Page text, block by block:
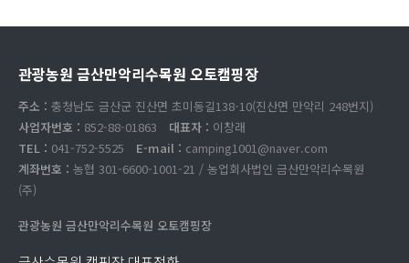
관광농원 금산만악리수목원 오토캠핑장
주소 : 충청남도 금산군 진산면 초미동길138-10(진산면 만악리 248번지)
사업자번호 : 852-88-01863 대표자 : 이창래
TEL : 041-752-5525 E-mail : camping1001@naver.com
계좌번호 : 농협 301-6600-1001-21 / 농업회사법인 금산만악리수목원
(주)
관광농원 금산만악리수목원 오토캠핑장